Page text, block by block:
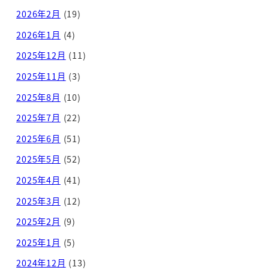
2026年2月 (19)
2026年1月 (4)
2025年12月 (11)
2025年11月 (3)
2025年8月 (10)
2025年7月 (22)
2025年6月 (51)
2025年5月 (52)
2025年4月 (41)
2025年3月 (12)
2025年2月 (9)
2025年1月 (5)
2024年12月 (13)